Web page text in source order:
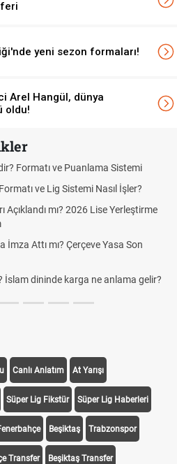
yeni sezon formaları!
Arel Hangül, dünya
oldu!
Çeyrek altın fiyatı kaç TL?
ne anlama geliyor? 8 kısa maddede
ve Sabır ile ilgili ayetler hadisler!
Ofsayt nasıl anlatılır?
Canlı Anlatım At Yarışı
Süper Lig Fikstür Süper Lig Haberleri
Beşiktaş Trabzonspor
Transfer Beşiktaş Transfer